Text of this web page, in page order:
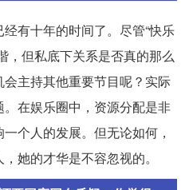
有十年的时间了。尽管“快乐
，但私底下关系是否真的那么
主持其他重要节目呢？实际
在娱乐圈中，资源分配是非
个人的发展。但无论如何，
她的才华是不容忽视的。